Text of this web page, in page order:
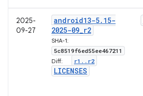
2025-
09-27
android13-5. 15-
2025-09_r2
SHA-1:
5c8519f6ed55ee467211
Diff: r1 . . r2
LICENSES